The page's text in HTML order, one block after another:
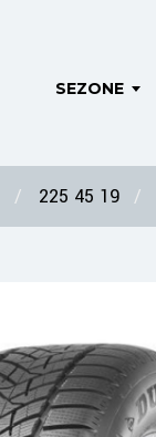
SEZONE
225 45 19